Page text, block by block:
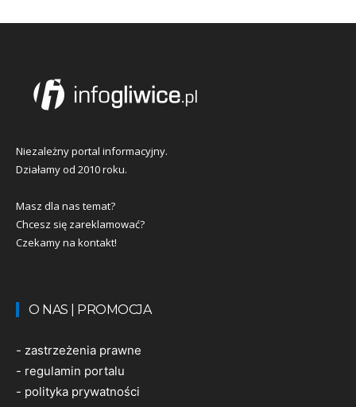
Niezależny portal informacyjny.
Działamy od 2010 roku.
Masz dla nas temat?
Chcesz się zareklamować?
Czekamy na kontakt!
O NAS | PROMOCJA
- zastrzeżenia prawne
- regulamin portalu
- polityka prywatności